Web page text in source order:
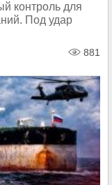
контроль для
Под удар
881